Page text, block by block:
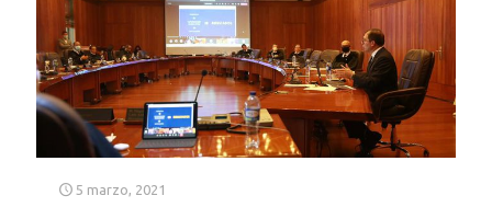
5 marzo, 2021